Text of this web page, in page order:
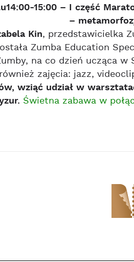
15:00 – I część
–
Kin, przedstawicielka
Zumba Education
na co dzień ucząca w
zajęcia: jazz,
wziąć udział w
Świetna zabawa w